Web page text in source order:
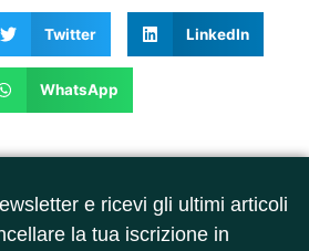
Twitter LinkedIn
WhatsApp
e ricevi gli ultimi articoli
la tua iscrizione in